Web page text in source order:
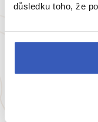
důsledku toho, že
Oblíbená
TOP 4 zážitky